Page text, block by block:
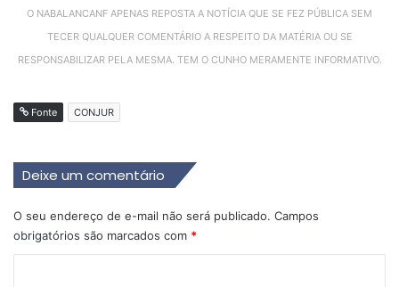
O NABALANCANF APENAS REPOSTA A NOTÍCIA QUE SE FEZ PÚBLICA SEM
TECER QUALQUER COMENTÁRIO A RESPEITO DA MATÉRIA OU SE
RESPONSABILIZAR PELA MESMA. TEM O CUNHO MERAMENTE INFORMATIVO.
Fonte CONJUR
Deixe um comentário
O seu endereço de e-mail não será publicado. Campos
obrigatórios são marcados com *